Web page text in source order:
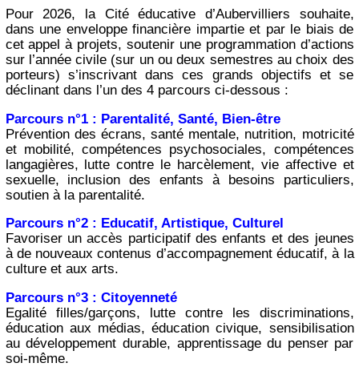
Pour 2026, la Cité éducative d’Aubervilliers souhaite,
dans une enveloppe financière impartie et par le biais de
cet appel à projets, soutenir une programmation d’actions
sur l’année civile (sur un ou deux semestres au choix des
porteurs) s’inscrivant dans ces grands objectifs et se
déclinant dans l’un des 4 parcours ci-dessous :
Parcours n°1 : Parentalité, Santé, Bien-être
Prévention des écrans, santé mentale, nutrition, motricité
et mobilité, compétences psychosociales, compétences
langagières, lutte contre le harcèlement, vie affective et
sexuelle, inclusion des enfants à besoins particuliers,
soutien à la parentalité.
Parcours n°2 : Educatif, Artistique, Culturel
Favoriser un accès participatif des enfants et des jeunes
à de nouveaux contenus d’accompagnement éducatif, à la
culture et aux arts.
Parcours n°3 : Citoyenneté
Egalité filles/garçons, lutte contre les discriminations,
éducation aux médias, éducation civique, sensibilisation
au développement durable, apprentissage du penser par
soi-même.